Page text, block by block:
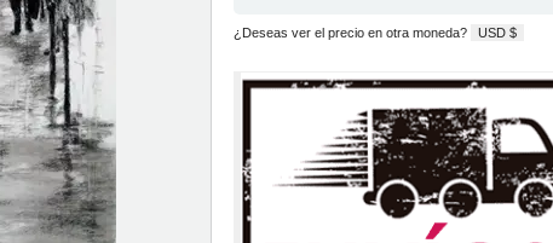
¿Deseas ver el precio en otra moneda? USD $